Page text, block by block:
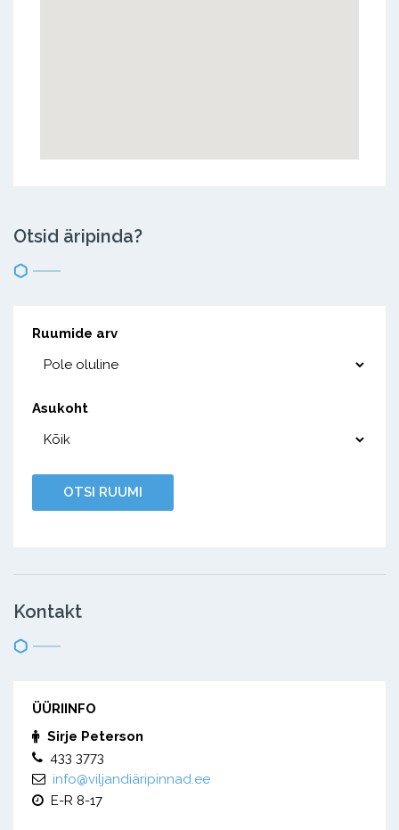
Otsid äripinda?
Ruumide arv
Asukoht
Kontakt
ÜÜRIINFO
Sirje Peterson
433 3773
info@viljandiäripinnad.ee
E-R 8-17